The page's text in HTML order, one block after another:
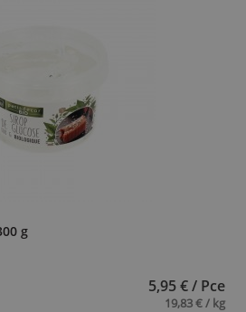
g
5,95 € / Pce
19,83 € / kg